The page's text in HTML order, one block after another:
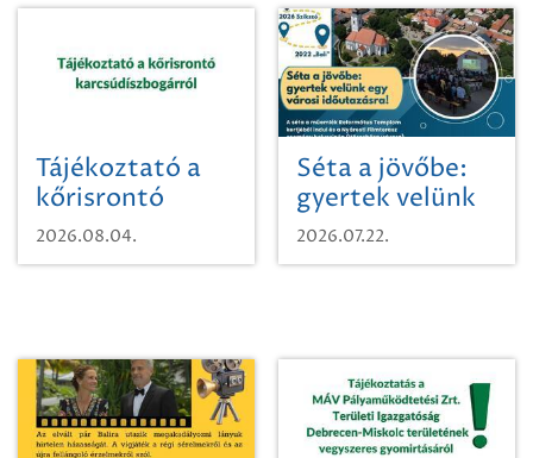
Tájékoztató a
kőrisrontó
karcsúdíszbogárról
2026.08.04.
Séta a jövőbe:
gyertek velünk
egy városi
időutazásra!
2026.07.22.